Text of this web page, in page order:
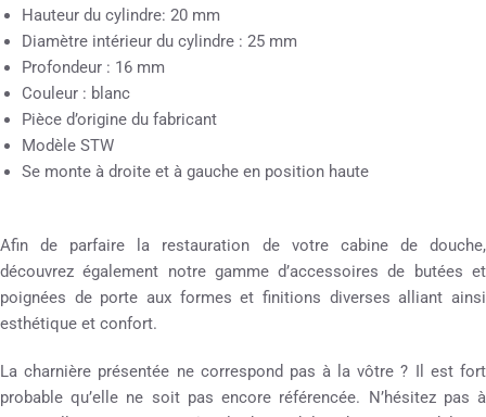
Hauteur du cylindre: 20 mm
Diamètre intérieur du cylindre : 25 mm
Profondeur : 16 mm
Couleur : blanc
Pièce d’origine du fabricant
Modèle STW
Se monte à droite et à gauche en position haute
Afin de parfaire la restauration de votre cabine de douche,
découvrez également notre gamme d’accessoires de butées et
poignées de porte aux formes et finitions diverses alliant ainsi
esthétique et confort.
La charnière présentée ne correspond pas à la vôtre ? Il est fort
probable qu’elle ne soit pas encore référencée. N’hésitez pas à